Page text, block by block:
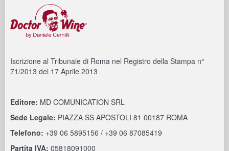
Iscrizione al Tribunale di Roma nel Registro della Stampa n°
71/2013 del 17 Aprile 2013
Editore: MD COMUNICATION SRL
Sede Legale: PIAZZA SS APOSTOLI 81 00187 ROMA
Telefono: +39 06 5895156 / +39 06 87085419
Partita IVA: 05818091000